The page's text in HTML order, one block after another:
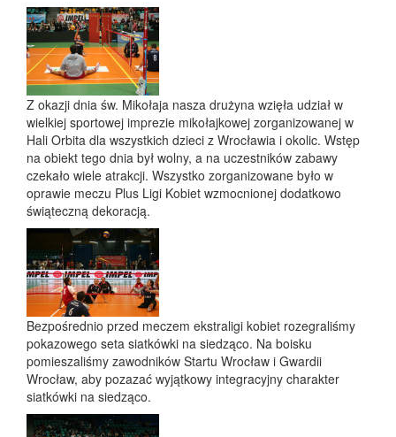
Z okazji dnia św. Mikołaja nasza drużyna wzięła udział w
wielkiej sportowej imprezie mikołajkowej zorganizowanej w
Hali Orbita dla wszystkich dzieci z Wrocławia i okolic. Wstęp
na obiekt tego dnia był wolny, a na uczestników zabawy
czekało wiele atrakcji. Wszystko zorganizowane było w
oprawie meczu Plus Ligi Kobiet wzmocnionej dodatkowo
świąteczną dekoracją.
Bezpośrednio przed meczem ekstraligi kobiet rozegraliśmy
pokazowego seta siatkówki na siedząco. Na boisku
pomieszaliśmy zawodników Startu Wrocław i Gwardii
Wrocław, aby pozazać wyjątkowy integracyjny charakter
siatkówki na siedząco.